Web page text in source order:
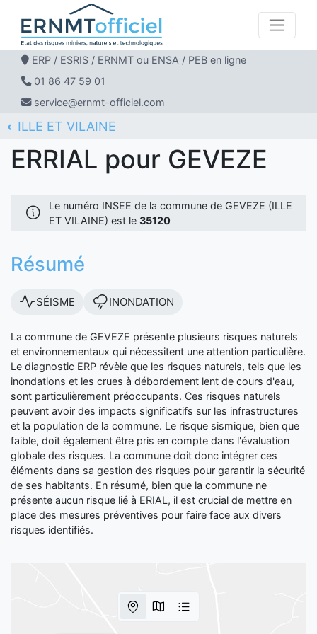
ERP / ESRIS / ERNMT ou ENSA / PEB en ligne
01 86 47 59 01
service@ernmt-officiel.com
ERNMT Officiel
ERRIAL
ILLE ET VILAINE
GEVEZE
ERRIAL pour GEVEZE
Le numéro INSEE de la commune de GEVEZE (ILLE
ET VILAINE) est le 35120
Résumé
SÉISME INONDATION
La commune de GEVEZE présente plusieurs risques naturels
et environnementaux qui nécessitent une attention particulière.
Le diagnostic ERP révèle que les risques naturels, tels que les
inondations et les crues à débordement lent de cours d'eau,
sont particulièrement préoccupants. Ces risques naturels
peuvent avoir des impacts significatifs sur les infrastructures
et la population de la commune. Le risque sismique, bien que
faible, doit également être pris en compte dans l'évaluation
globale des risques. La commune doit donc intégrer ces
éléments dans sa gestion des risques pour garantir la sécurité
de ses habitants. En résumé, bien que la commune ne
présente aucun risque lié à ERIAL, il est crucial de mettre en
place des mesures préventives pour faire face aux divers
risques identifiés.